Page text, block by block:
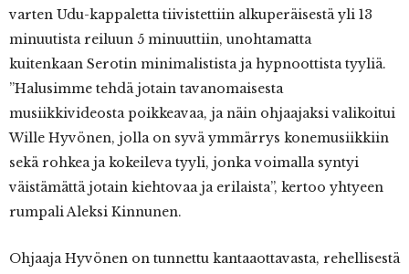
varten Udu-kappaletta tiivistettiin alkuperäisestä yli 13
minuutista reiluun 5 minuuttiin, unohtamatta
kuitenkaan Serotin minimalistista ja hypnoottista tyyliä.
”Halusimme tehdä jotain tavanomaisesta
musiikkivideosta poikkeavaa, ja näin ohjaajaksi valikoitui
Wille Hyvönen, jolla on syvä ymmärrys konemusiikkiin
sekä rohkea ja kokeileva tyyli, jonka voimalla syntyi
väistämättä jotain kiehtovaa ja erilaista”, kertoo yhtyeen
rumpali Aleksi Kinnunen.
Ohjaaja Hyvönen on tunnettu kantaaottavasta, rehellisestä